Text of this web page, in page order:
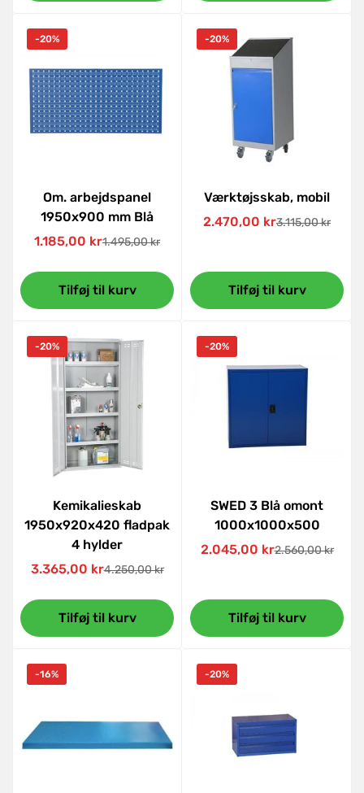
-20%
Om. arbejdspanel
1950x900 mm Blå
Udsalgspris
1.185,00 krNormal
1.495,00 kr
Tilføj til kurv
-20%
Værktøjsskab, mobil
Udsalgspris
2.470,00 krNormal
3.115,00 kr
Tilføj til kurv
-20%
Kemikalieskab
1950x920x420 fladpak
4 hylder
Udsalgspris
3.365,00 krNormal
4.250,00 kr
Tilføj til kurv
-20%
SWED 3 Blå omont
1000x1000x500
Udsalgspris
2.045,00 krNormal
2.560,00 kr
Tilføj til kurv
-16% -20%
Confirm your age
No, I'm not Yes, I am